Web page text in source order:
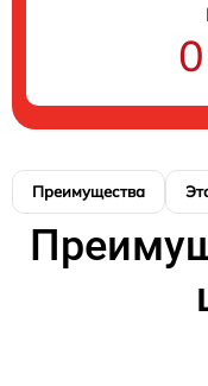
Преимущества